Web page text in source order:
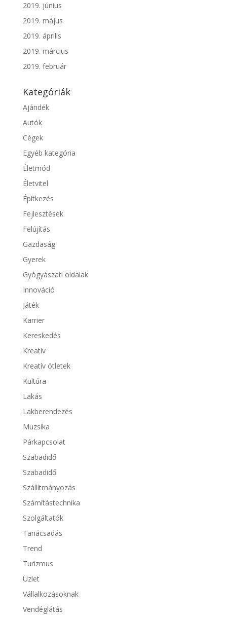
2019. június
2019. május
2019. április
2019. március
2019. február
Kategóriák
Ajándék
Autók
Cégek
Egyéb kategória
Életmód
Életvitel
Építkezés
Fejlesztések
Felújítás
Gazdaság
Gyerek
Gyógyászati oldalak
Innováció
Játék
Karrier
Kereskedés
Kreatív
Kreatív ötletek
Kultúra
Lakás
Lakberendezés
Muzsika
Párkapcsolat
Szabadidő
Szabadidő
Szállítmányozás
Számítástechnika
Szolgáltatók
Tanácsadás
Trend
Turizmus
Üzlet
Vállalkozásoknak
Vendéglátás